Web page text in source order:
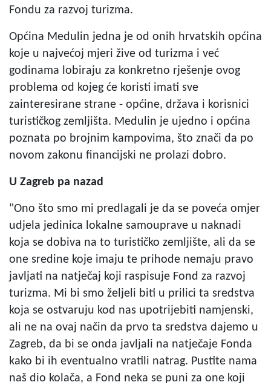
Fondu za razvoj turizma.
Općina Medulin jedna je od onih hrvatskih općina
koje u najvećoj mjeri žive od turizma i već
godinama lobiraju za konkretno rješenje ovog
problema od kojeg će koristi imati sve
zainteresirane strane - općine, država i korisnici
turističkog zemljišta. Medulin je ujedno i općina
poznata po brojnim kampovima, što znači da po
novom zakonu financijski ne prolazi dobro.
U Zagreb pa nazad
"Ono što smo mi predlagali je da se poveća omjer
udjela jedinica lokalne samouprave u naknadi
koja se dobiva na to turističko zemljište, ali da se
one sredine koje imaju te prihode nemaju pravo
javljati na natječaj koji raspisuje Fond za razvoj
turizma. Mi bi smo željeli biti u prilici ta sredstva
koja se ostvaruju kod nas upotrijebiti namjenski,
ali ne na ovaj način da prvo ta sredstva dajemo u
Zagreb, da bi se onda javljali na natječaje Fonda
kako bi ih eventualno vratili natrag. Pustite nama
naš dio kolača, a Fond neka se puni za one koji